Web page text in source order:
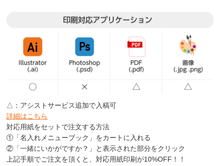
△：アシストサービス追加で入稿可
詳細はこちら
対応用紙をセットで注文する方法
①「名入れメニューブック」をカートに入れる
②「一緒にいかがですか？」と表示された部分をクリック
上記手順でご注文を頂くと、対応用紙印刷が10%OFF ！！